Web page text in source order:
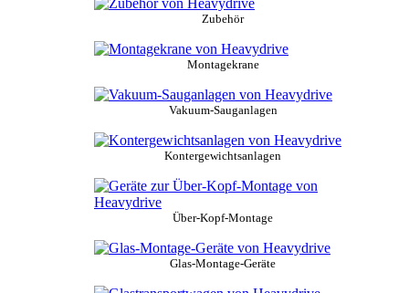
Zubehör
Montagekrane
Vakuum-Sauganlagen
Kontergewichtsanlagen
Über-Kopf-Montage
Glas-Montage-Geräte